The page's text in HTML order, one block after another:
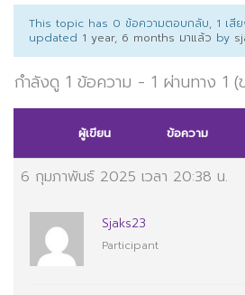
This topic has 0 ข้อความตอบกลับ, 1 เสี
updated 1 year, 6 months มาแล้ว by
กำลังดู 1 ข้อความ - 1 ผ่านทาง 1
ผู้เขียน ข้อความ
6 กุมภาพันธ์ 2025 เวลา 20:38 น.
Sjaks23
Participant